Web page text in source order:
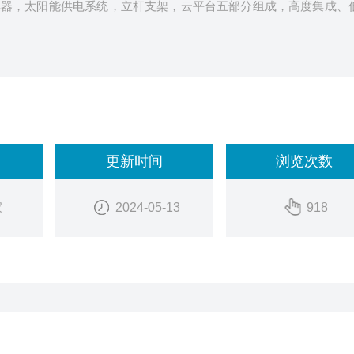
，太阳能供电系统，立杆支架，云平台五部分组成，高度集成、
更新时间
2024-05-13
浏览次数
918